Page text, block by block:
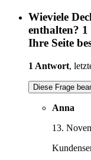
Wieviele
enthalten? 1
Ihre Seite
1 Antwort,
Diese Frage
Anna
13.